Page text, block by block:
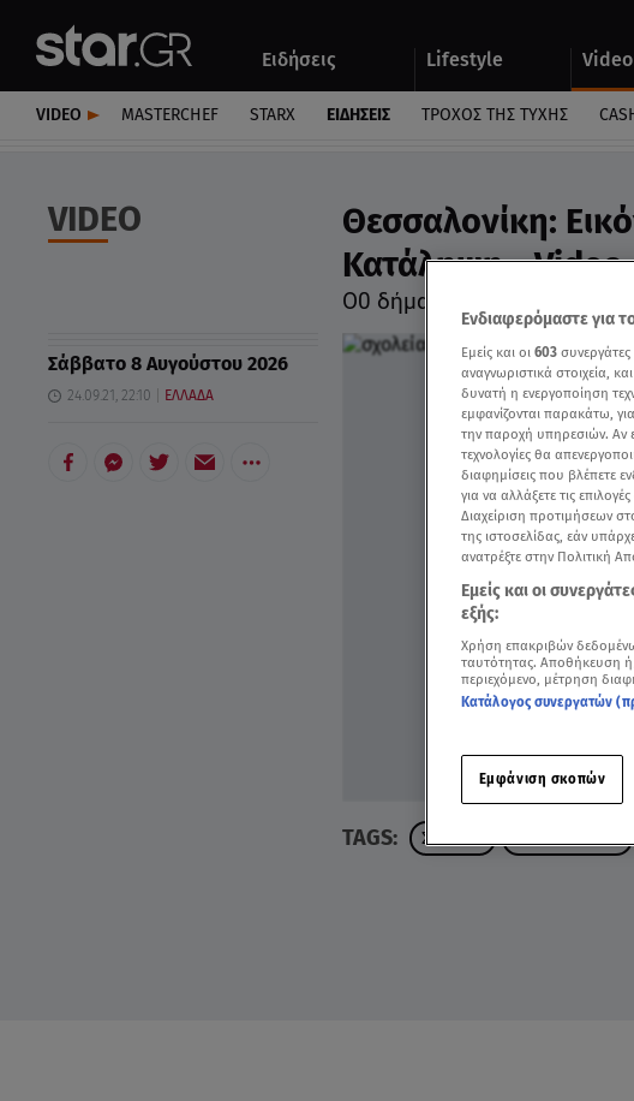
Ειδήσεις Lifestyle Video
Αυτοκίνητο
VIDEO MASTERCHEF STARX ΕΙΔΉΣΕΙΣ ΤΡΟΧΌΣ ΤΗΣ ΤΎΧΗΣ
VIDEO
Θεσσαλονίκη:
Κατάληψη - Video
Ο0 δήμαρχος Γαλατσίου
Σάββατο 8 Αυγούστου 2026
24.09.21, 22:10 ΕΛΛΑΔΑ
TAGS: ΣΧΟΛΕΙΑ
Ενδιαφερόμαστε για
Εμείς και οι 603
αναγνωριστικά στοιχεία,
δυνατή η ενεργοποίηση
εμφανίζονται παρακάτω,
την παροχή υπηρεσιών. Αν
τεχνολογίες θα
διαφημίσεις που βλέπετε
για να αλλάξετε τις
Διαχείριση προτιμήσεων
της ιστοσελίδας, εάν
ανατρέξτε στην Πολιτική
Εμείς και οι
εξής:
Χρήση επακριβών
ταυτότητας. Αποθήκευση
περιεχόμενο, μέτρηση
Κατάλογος συνεργατών
Εμφάνιση σκοπών